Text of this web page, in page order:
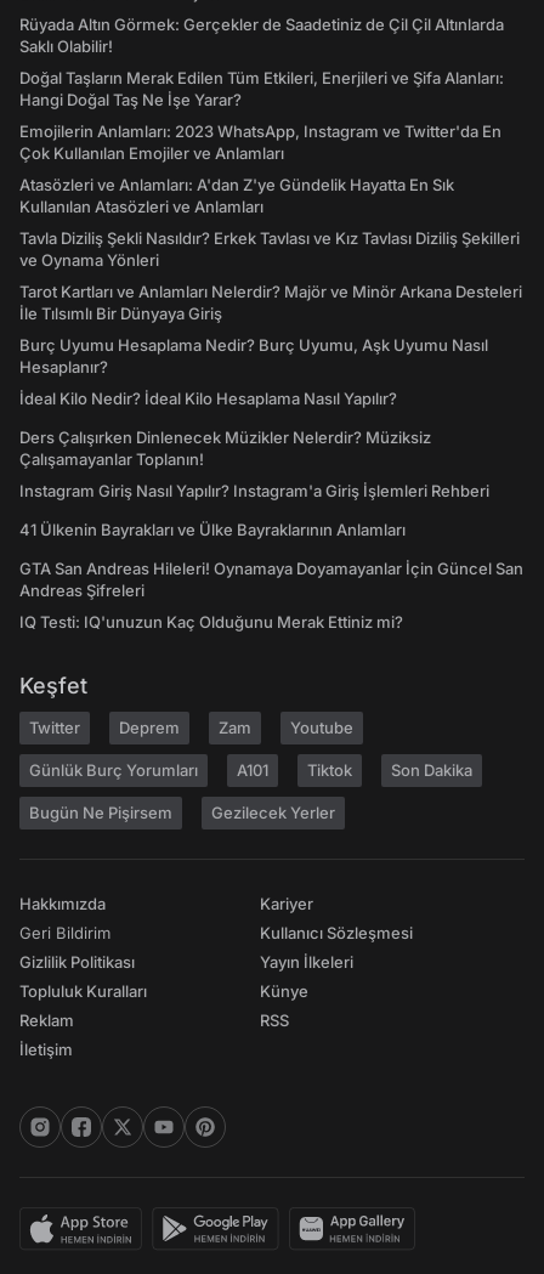
Rüyada Altın Görmek: Gerçekler de Saadetiniz de Çil Çil Altınlarda
Saklı Olabilir!
Doğal Taşların Merak Edilen Tüm Etkileri, Enerjileri ve Şifa Alanları:
Hangi Doğal Taş Ne İşe Yarar?
Emojilerin Anlamları: 2023 WhatsApp, Instagram ve Twitter'da En
Çok Kullanılan Emojiler ve Anlamları
Atasözleri ve Anlamları: A'dan Z'ye Gündelik Hayatta En Sık
Kullanılan Atasözleri ve Anlamları
Tavla Diziliş Şekli Nasıldır? Erkek Tavlası ve Kız Tavlası Diziliş Şekilleri
ve Oynama Yönleri
Tarot Kartları ve Anlamları Nelerdir? Majör ve Minör Arkana Desteleri
İle Tılsımlı Bir Dünyaya Giriş
Burç Uyumu Hesaplama Nedir? Burç Uyumu, Aşk Uyumu Nasıl
Hesaplanır?
İdeal Kilo Nedir? İdeal Kilo Hesaplama Nasıl Yapılır?
Ders Çalışırken Dinlenecek Müzikler Nelerdir? Müziksiz
Çalışamayanlar Toplanın!
Instagram Giriş Nasıl Yapılır? Instagram'a Giriş İşlemleri Rehberi
41 Ülkenin Bayrakları ve Ülke Bayraklarının Anlamları
GTA San Andreas Hileleri! Oynamaya Doyamayanlar İçin Güncel San
Andreas Şifreleri
IQ Testi: IQ'unuzun Kaç Olduğunu Merak Ettiniz mi?
Keşfet
Twitter Deprem Zam Youtube
Günlük Burç Yorumları A101 Tiktok Son Dakika
Bugün Ne Pişirsem Gezilecek Yerler
Hakkımızda
Geri Bildirim
Gizlilik Politikası
Topluluk Kuralları
Reklam
İletişim
Kariyer
Kullanıcı Sözleşmesi
Yayın İlkeleri
Künye
RSS